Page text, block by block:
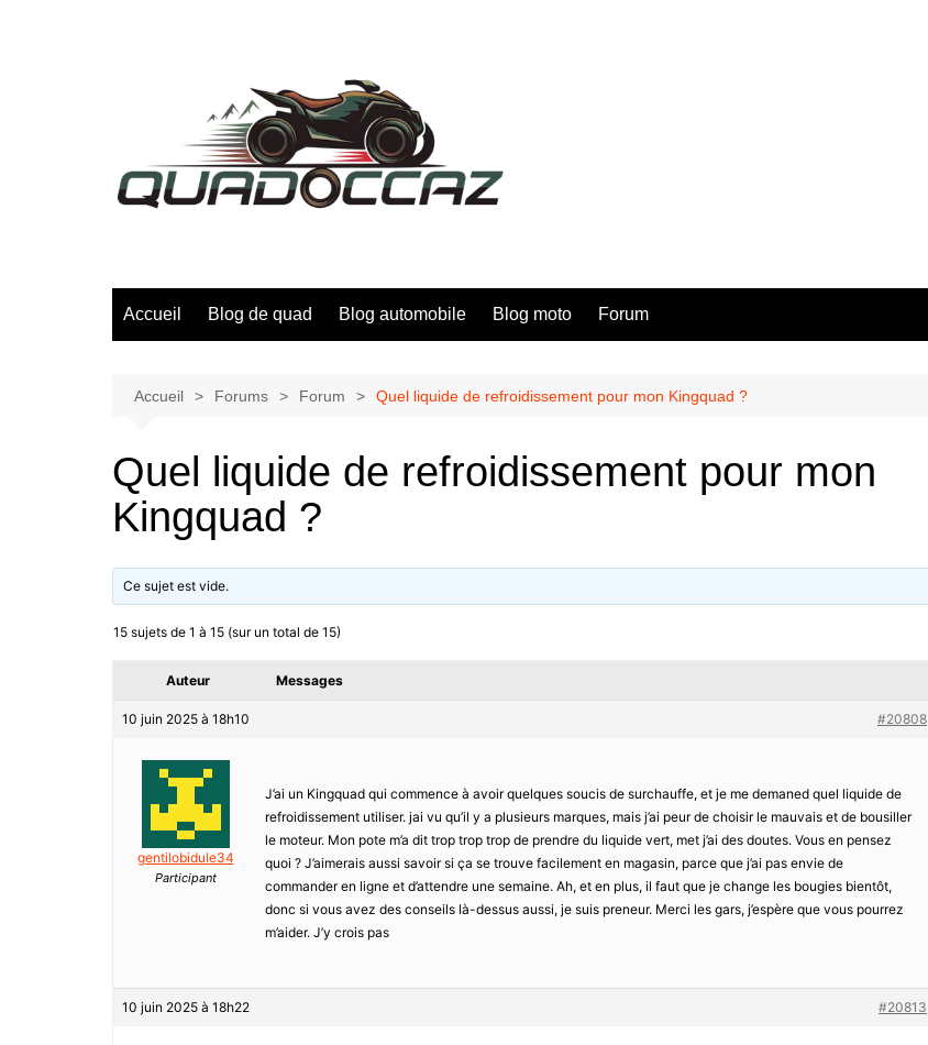
Accueil Blog de quad Blog automobile Blog moto Forum
Accueil Forums Forum Quel liquide de refroidissement pour mon Kingquad ?
Quel liquide de refroidissement pour mon
Kingquad ?
Ce sujet est vide.
15 sujets de 1 à 15 (sur un total de 15)
Auteur Messages
10 juin 2025 à 18h10 #20808
gentilobidule34
Participant
J’ai un Kingquad qui commence à avoir quelques soucis de surchauffe, et je me demaned quel liquide de
refroidissement utiliser. jai vu qu’il y a plusieurs marques, mais j’ai peur de choisir le mauvais et de bousiller
le moteur. Mon pote m’a dit trop trop trop de prendre du liquide vert, met j’ai des doutes. Vous en pensez
quoi ? J’aimerais aussi savoir si ça se trouve facilement en magasin, parce que j’ai pas envie de
commander en ligne et d’attendre une semaine. Ah, et en plus, il faut que je change les bougies bientôt,
donc si vous avez des conseils là-dessus aussi, je suis preneur. Merci les gars, j’espère que vous pourrez
m’aider. J’y crois pas
10 juin 2025 à 18h22 #20813